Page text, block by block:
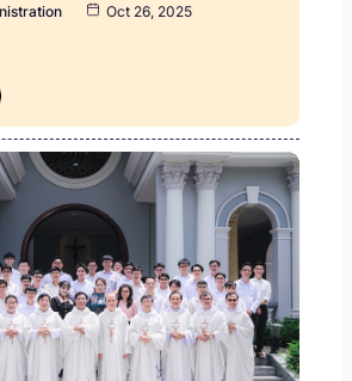
Oct 26, 2025